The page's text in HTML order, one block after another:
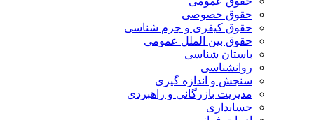
حقوق خصوصی
حقوق کیفری و جرم شناسی
حقوق بین الملل عمومی
باستان شناسی
روانشناسی
سنجش و اندازه گیری
مدیریت بازرگانی و راهبردی
حسابداری